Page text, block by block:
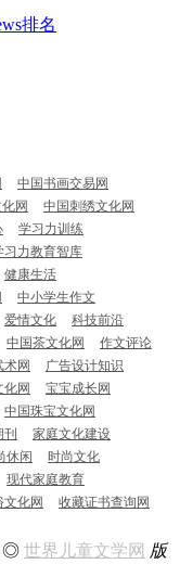
排名
中国书画交易网
网
中国刺绣文化网
学习力训练
习力教育智库
健康生活
中小学生作文
爱情文化
科技前沿
中国茶文化网
作文评论
术网
广告设计知识
化网
宝宝成长网
中国珠宝文化网
家庭文化建设
休闲
时尚文化
现代家庭教育
文化网 收藏证书查询网
◎ 世界儿童文学网 版